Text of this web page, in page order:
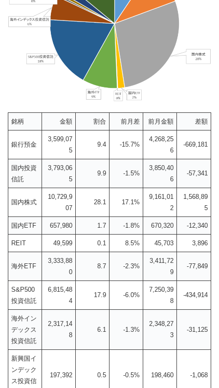
銘柄 金額 割合 前月差 前月金額 差額
銀行預金
3,599,07
5
9.4 -15.7%
4,268,25
6
-669,181
国内投資
信託
3,793,06
5
9.9 -1.5%
3,850,40
6
-57,341
国内株式
10,729,9
07
28.1 17.1%
9,161,01
2
1,568,89
5
国内ETF 657,980 1.7 -1.8% 670,320 -12,340
REIT 49,599 0.1 8.5% 45,703 3,896
海外ETF
3,333,88
0
8.7 -2.3%
3,411,72
9
-77,849
S&P500
投資信託
6,815,48
4
17.9 -6.0%
7,250,39
8
-434,914
海外イン
デックス
投資信託
2,317,14
8
6.1 -1.3%
2,348,27
3
-31,125
新興国イ
ンデック
ス投資信
197,392 0.5 -0.5% 198,460 -1,068